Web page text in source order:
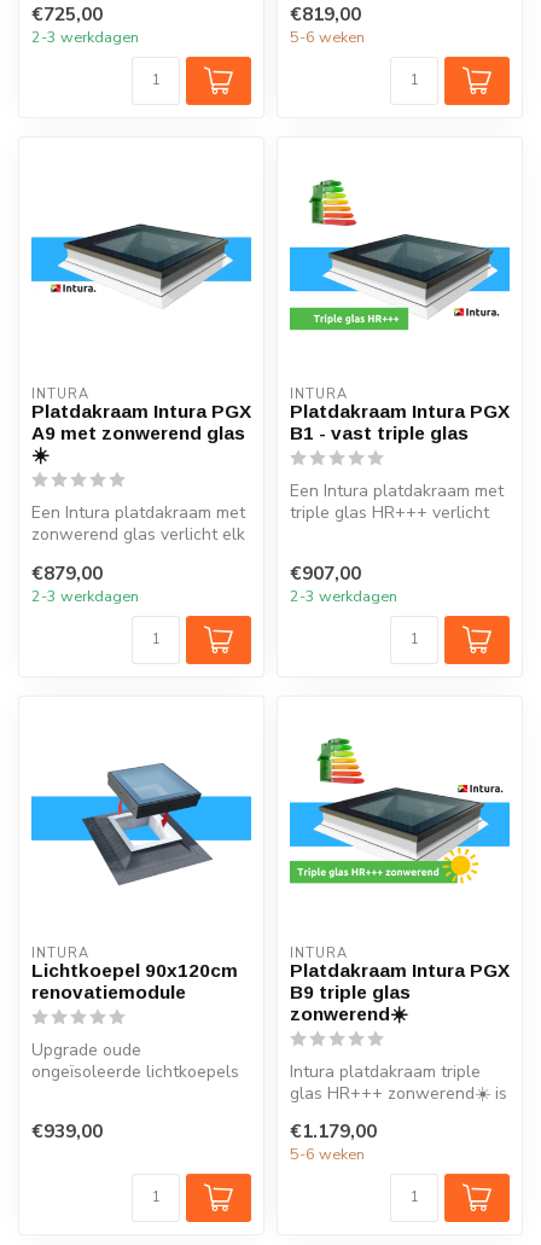
nieuwe lichtkoep...
€725,00
2-3 werkdagen
...
€819,00
5-6 weken
INTURA
Platdakraam Intura PGX
A9 met zonwerend glas
☀️
Een Intura platdakraam met
zonwerend glas verlicht elk
€879,00
2-3 werkdagen
INTURA
Platdakraam Intura PGX
B1 - vast triple glas
Een Intura platdakraam met
triple glas HR+++ verlicht
€907,00
2-3 werkdagen
INTURA
Lichtkoepel 90x120cm
renovatiemodule
Upgrade oude
ongeïsoleerde lichtkoepels
€939,00
INTURA
Platdakraam Intura PGX
B9 triple glas
zonwerend☀️
Intura platdakraam triple
glas HR+++ zonwerend☀️ is
€1.179,00
5-6 weken